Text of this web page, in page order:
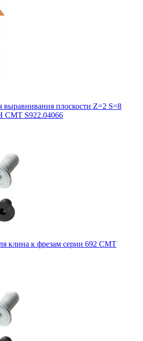
выравнивания плоскости Z=2 S=8
CMT S922.04066
клина к фрезам серии 692 CMT